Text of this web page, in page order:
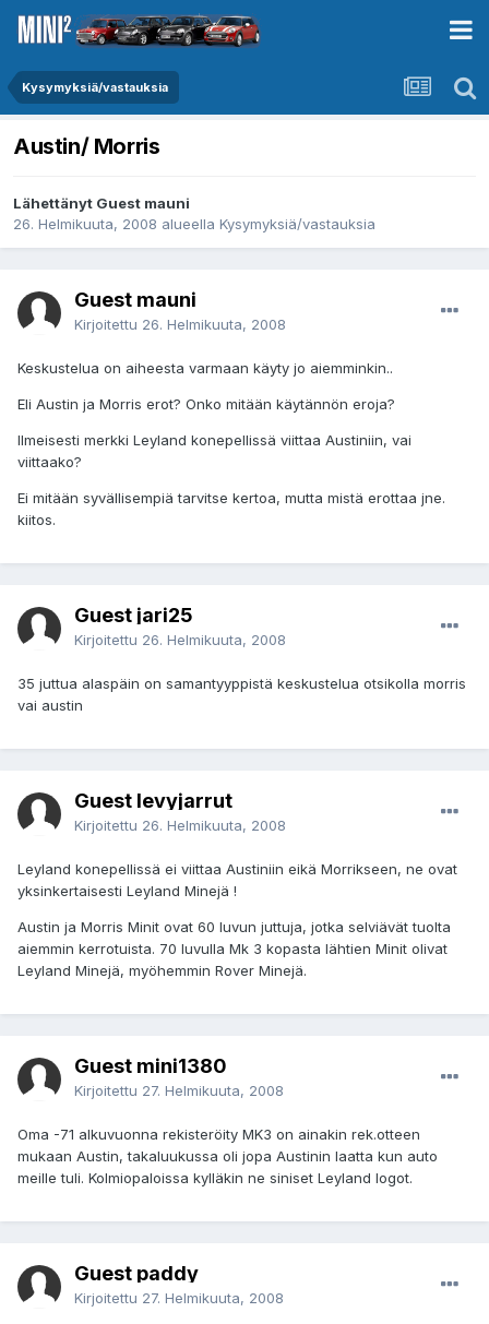
Kysymyksiä/vastauksia
Austin/ Morris
Lähettänyt Guest mauni
26. Helmikuuta, 2008 alueella Kysymyksiä/vastauksia
Guest mauni
Kirjoitettu 26. Helmikuuta, 2008
Keskustelua on aiheesta varmaan käyty jo aiemminkin..
Eli Austin ja Morris erot? Onko mitään käytännön eroja?
Ilmeisesti merkki Leyland konepellissä viittaa Austiniin, vai
viittaako?
Ei mitään syvällisempiä tarvitse kertoa, mutta mistä erottaa jne.
kiitos.
Guest jari25
Kirjoitettu 26. Helmikuuta, 2008
35 juttua alaspäin on samantyyppistä keskustelua otsikolla morris
vai austin
Guest levyjarrut
Kirjoitettu 26. Helmikuuta, 2008
Leyland konepellissä ei viittaa Austiniin eikä Morrikseen, ne ovat
yksinkertaisesti Leyland Minejä !
Austin ja Morris Minit ovat 60 luvun juttuja, jotka selviävät tuolta
aiemmin kerrotuista. 70 luvulla Mk 3 kopasta lähtien Minit olivat
Leyland Minejä, myöhemmin Rover Minejä.
Guest mini1380
Kirjoitettu 27. Helmikuuta, 2008
Oma -71 alkuvuonna rekisteröity MK3 on ainakin rek.otteen
mukaan Austin, takaluukussa oli jopa Austinin laatta kun auto
meille tuli. Kolmiopaloissa kylläkin ne siniset Leyland logot.
Guest paddy
Kirjoitettu 27. Helmikuuta, 2008